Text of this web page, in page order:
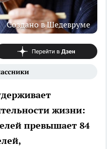
Создано в Шедевруме
жизни:
превышает 84